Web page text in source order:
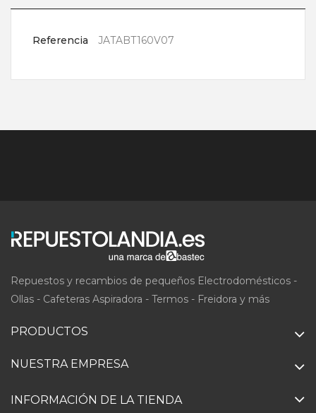
Referencia JATABT160V07
Repuestos y recambios de pequeños Electrodomésticos -
Ollas - Cafeteras Aspiradora - Termos - Freidora y más
PRODUCTOS
NUESTRA EMPRESA
INFORMACIÓN DE LA TIENDA